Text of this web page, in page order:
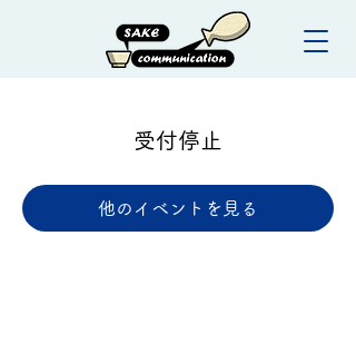
受付停止
他のイベントを見る